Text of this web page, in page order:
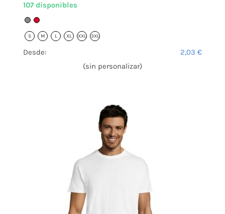
107 disponibles
S M L XL XXL 3XL
Desde: 2,03 €
(sin personalizar)